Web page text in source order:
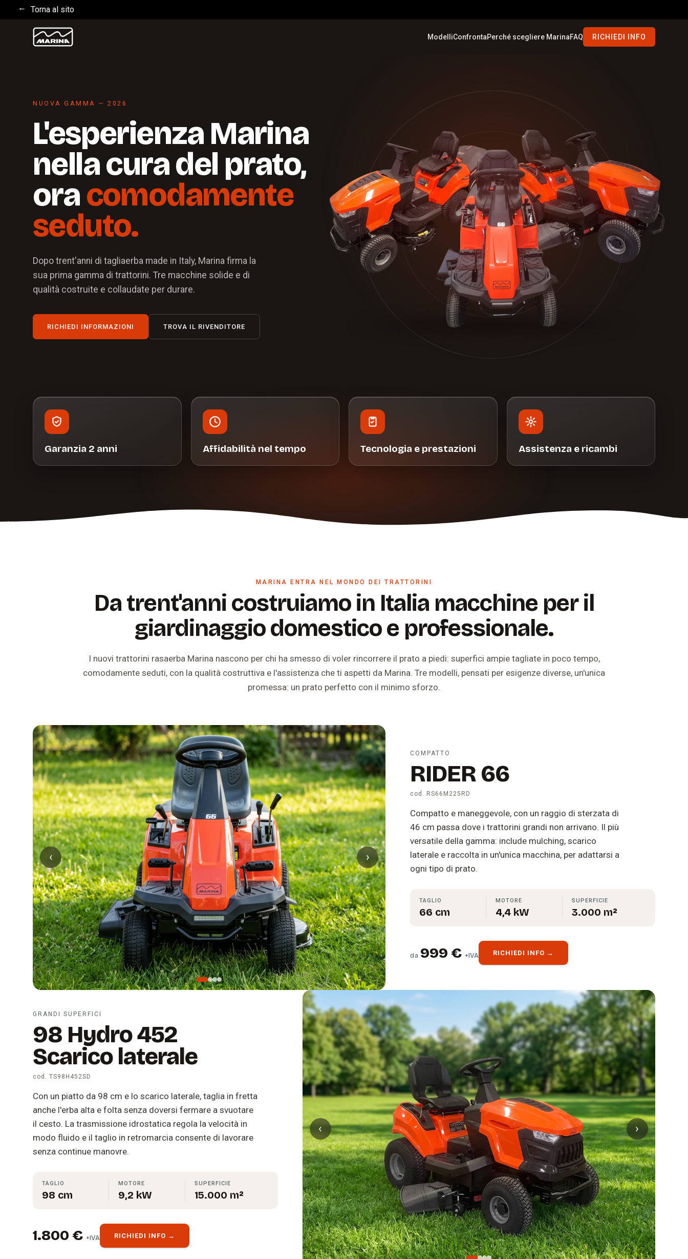
Torna al sito
ModelliConfrontaPerché scegliere MarinaFAQ RICHIEDI INFO
NUOVA GAMMA — 2026
L'esperienza Marina
nella cura del prato,
oracomodamente
seduto.
Dopo trent'anni di tagliaerba made in Italy, Marina firma la
sua prima gamma di trattorini. Tre macchine solide e di
qualità costruite e collaudate per durare.
RICHIEDI INFORMAZIONI TROVA IL RIVENDITORE
Garanzia 2 anni Affidabilità nel tempo Tecnologia e prestazioni Assistenza e ricambi
MARINA ENTRA NEL MONDO DEI TRATTORINI
Da trent'anni costruiamo in Italia macchine per il
giardinaggio domestico e professionale.
I nuovi trattorini rasaerba Marina nascono per chi ha smesso di voler rincorrere il prato a piedi: superfici ampie tagliate in poco tempo,
comodamente seduti, con la qualità costruttiva e l'assistenza che ti aspetti da Marina. Tre modelli, pensati per esigenze diverse, un'unica
promessa: un prato perfetto con il minimo sforzo.
I nostri modelli di trattorini
‹ ›
COMPATTO
RIDER 66
cod. RS66M225RD
Compatto e maneggevole, con un raggio di sterzata di
46 cm passa dove i trattorini grandi non arrivano. Il più
versatile della gamma: include mulching, scarico
laterale e raccolta in un'unica macchina, per adattarsi a
ogni tipo di prato.
TAGLIO
66 cm
MOTORE
4,4 kW
SUPERFICIE
3.000 m²
da 999 € +IVA RICHIEDI INFO →
GRANDI SUPERFICI
98 Hydro 452
Scarico laterale
cod. TS98H452SD
Con un piatto da 98 cm e lo scarico laterale, taglia in fretta
anche l'erba alta e folta senza doversi fermare a svuotare
il cesto. La trasmissione idrostatica regola la velocità in
modo fluido e il taglio in retromarcia consente di lavorare
senza continue manovre.
TAGLIO
98 cm
MOTORE
9,2 kW
SUPERFICIE
15.000 m²
1.800 € +IVA RICHIEDI INFO →
‹ ›